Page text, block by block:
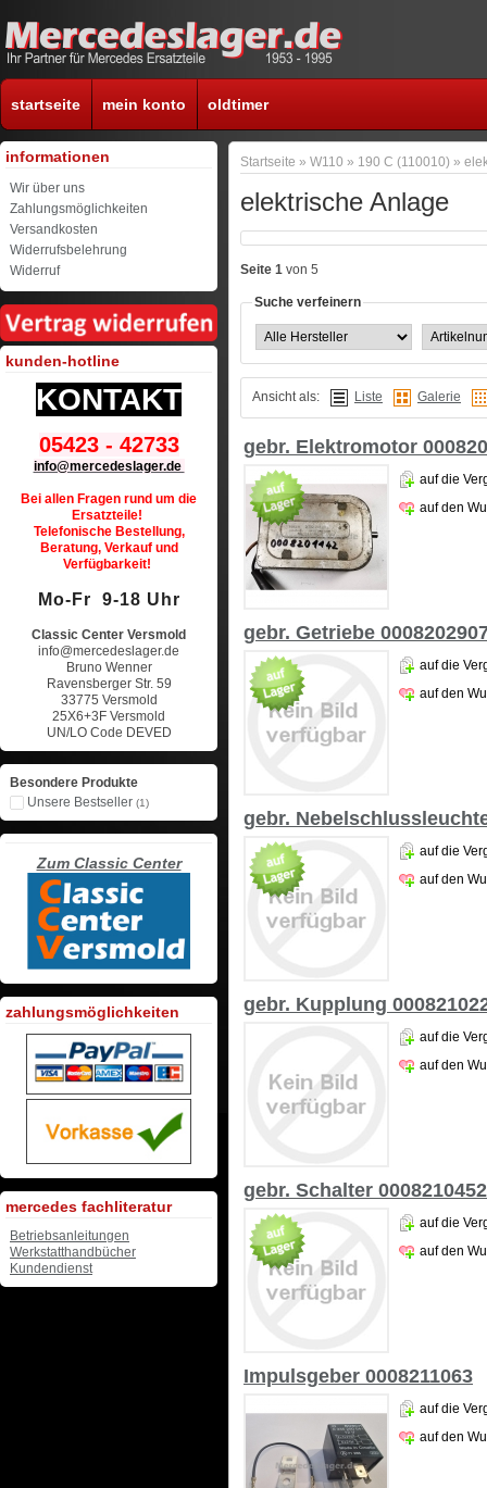
startseite mein konto oldtimer
Startseite » W110 » 190 C (110010) »
elektrische Anlage
Seite 1 von 5
Suche verfeinern
Ansicht als: Liste Galerie
gebr. Elektromotor
auf die
auf den
gebr. Getriebe
auf die
auf den
gebr.
auf die
auf den
gebr. Kupplung
auf die
auf den
gebr. Schalter 0008210452
auf die
auf den
Impulsgeber 0008211063
auf die
auf den
informationen
Wir über uns
Zahlungsmöglichkeiten
Versandkosten
Widerrufsbelehrung
Widerruf
kunden-hotline
KONTAKT
05423 - 42733
info@mercedeslager.de
Bei allen Fragen rund um die
Ersatzteile!
Telefonische Bestellung,
Beratung, Verkauf und
Verfügbarkeit!
Mo-Fr 9-18 Uhr
Classic Center Versmold
info@mercedeslager.de
Bruno Wenner
Ravensberger Str. 59
33775 Versmold
25X6+3F Versmold
UN/LO Code DEVED
Besondere Produkte
Unsere Bestseller (1)
Zum Classic Center
zahlungsmöglichkeiten
mercedes fachliteratur
Betriebsanleitungen
Werkstatthandbücher
Kundendienst